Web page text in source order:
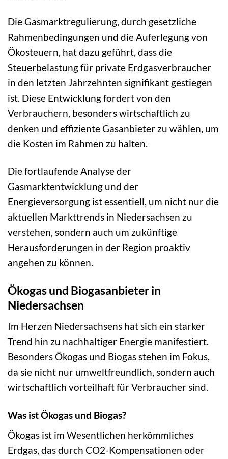
Die Gasmarktregulierung, durch gesetzliche
Rahmenbedingungen und die Auferlegung von
Ökosteuern, hat dazu geführt, dass die
Steuerbelastung für private Erdgasverbraucher
in den letzten Jahrzehnten signifikant gestiegen
ist. Diese Entwicklung fordert von den
Verbrauchern, besonders wirtschaftlich zu
denken und effiziente Gasanbieter zu wählen, um
die Kosten im Rahmen zu halten.
Die fortlaufende Analyse der
Gasmarktentwicklung und der
Energieversorgung ist essentiell, um nicht nur die
aktuellen Markttrends in Niedersachsen zu
verstehen, sondern auch um zukünftige
Herausforderungen in der Region proaktiv
angehen zu können.
Ökogas und Biogasanbieter in
Niedersachsen
Im Herzen Niedersachsens hat sich ein starker
Trend hin zu nachhaltiger Energie manifestiert.
Besonders Ökogas und Biogas stehen im Fokus,
da sie nicht nur umweltfreundlich, sondern auch
wirtschaftlich vorteilhaft für Verbraucher sind.
Was ist Ökogas und Biogas?
Ökogas ist im Wesentlichen herkömmliches
Erdgas, das durch CO2-Kompensationen oder